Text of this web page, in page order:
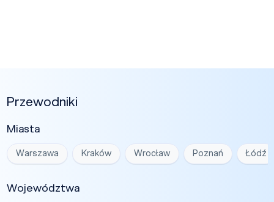
Przewodniki
Miasta
Warszawa Kraków Wrocław Poznań Łódź
Województwa